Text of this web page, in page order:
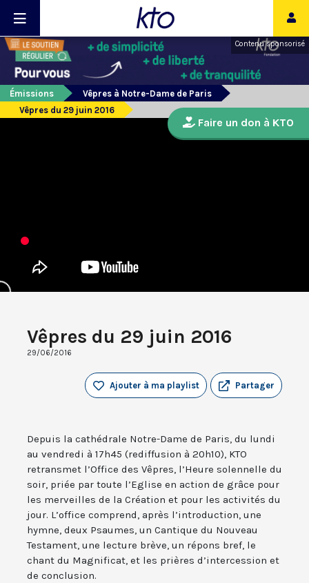
Contenu sponsorisé
Émissions
Vêpres à Notre-Dame de Paris
Vêpres du 29 juin 2016
Vêpres du 29 juin 2016
29/06/2016
Partager
Ajouter à ma playlist
Depuis la cathédrale Notre-Dame de Paris, du lundi
au vendredi à 17h45 (rediffusion à 20h10), KTO
retransmet l’Office des Vêpres, l’Heure solennelle du
soir, priée par toute l’Eglise en action de grâce pour
les merveilles de la Création et pour les activités du
jour. L’office comprend, après l’introduction, une
hymne, deux Psaumes, un Cantique du Nouveau
Testament, une lecture brève, un répons bref, le
chant du Magnificat, et les prières d’intercession et
de conclusion.
Faire un don à KTO